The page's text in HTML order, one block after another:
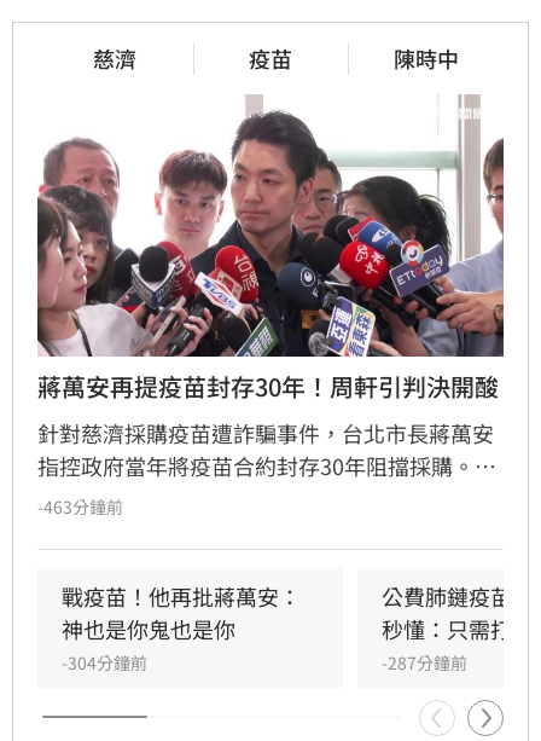
慈濟 疫苗 陳時中
蔣萬安再提疫苗封存30年！周軒引判決開酸
針對慈濟採購疫苗遭詐騙事件，台北市長蔣萬安
指控政府當年將疫苗合約封存30年阻擋採購。對
此，周軒發文反擊，指出吳子嘉曾因散布「政府
次澄清，並質疑蔣萬安身為市長卻對此司法判決
一無所知，大酸其言論恐步上吳子嘉後塵，引發
社會對於疫苗採購政治爭議與假訊息議題的廣泛
-463分鐘前
戰疫苗！他再批蔣萬安：
神也是你鬼也是你
-304分鐘前
公費肺鏈疫苗8/
秒懂：只需打1
-287分鐘前